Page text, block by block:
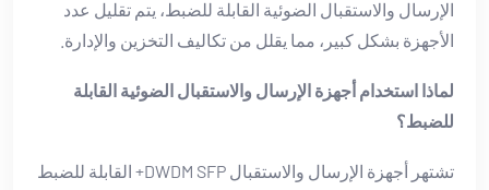
الإرسال والاستقبال الضوئية القابلة للضبط، يتم تقليل عدد
الأجهزة بشكل كبير، مما يقلل من تكاليف التخزين والإدارة.
لماذا استخدام أجهزة الإرسال والاستقبال الضوئية القابلة
للضبط؟
تشتهر أجهزة الإرسال والاستقبال DWDM SFP+ القابلة للضبط